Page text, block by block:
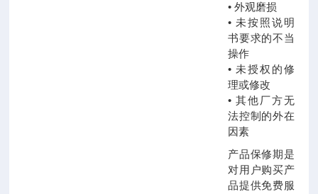
• 外观磨损
• 未按照说明
书要求的不当
操作
• 未授权的修
理或修改
• 其他厂方无
法控制的外在
因素
产品保修期是
对用户购买产
品提供免费服